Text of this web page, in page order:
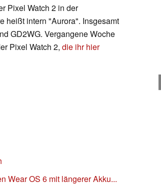
Pixel Watch 2 in der
heißt intern "Aurora". Insgesamt
GD2WG. Vergangene Woche
Pixel Watch 2, die ihr hier
Wear OS 6 mit längerer Akku...